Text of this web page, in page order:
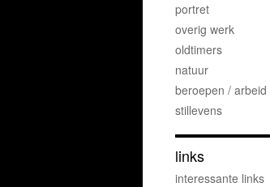
portret
overig werk
oldtimers
natuur
beroepen / arbeid
stillevens
links
interessante links